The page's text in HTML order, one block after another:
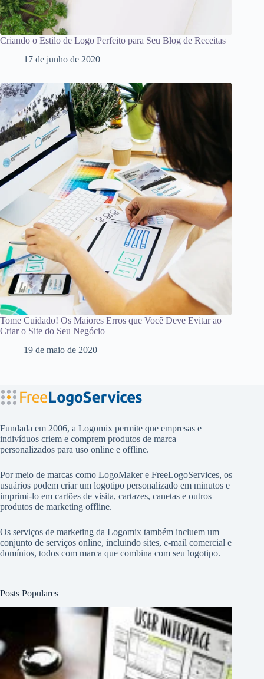
Criando o Estilo de Logo Perfeito para Seu Blog de Receitas
17 de junho de 2020
Tome Cuidado! Os Maiores Erros que Você Deve Evitar ao
Criar o Site do Seu Negócio
19 de maio de 2020
Fundada em 2006, a Logomix permite que empresas e
indivíduos criem e comprem produtos de marca
personalizados para uso online e offline.
Por meio de marcas como LogoMakere FreeLogoServices, os
usuários podem criar um logotipo personalizado em minutos e
imprimi-lo em cartões de visita, cartazes, canetas e outros
produtos de marketing offline.
Os serviços de marketing da Logomix também incluem um
conjunto de serviços online, incluindo sites, e-mail comercial e
domínios, todos com marca que combina com seu logotipo.
Posts Populares